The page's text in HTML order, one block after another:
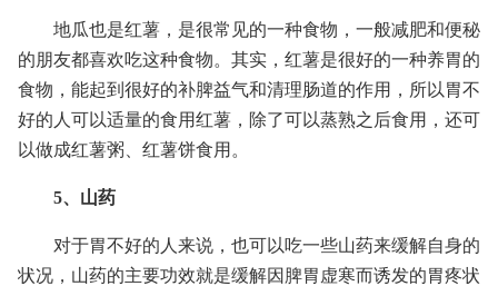
地瓜也是红薯，是很常见的一种食物，一般减肥和便秘
的朋友都喜欢吃这种食物。其实，红薯是很好的一种养胃的
食物，能起到很好的补脾益气和清理肠道的作用，所以胃不
好的人可以适量的食用红薯，除了可以蒸熟之后食用，还可
以做成红薯粥、红薯饼食用。
5、山药
对于胃不好的人来说，也可以吃一些山药来缓解自身的
状况，山药的主要功效就是缓解因脾胃虚寒而诱发的胃疼状